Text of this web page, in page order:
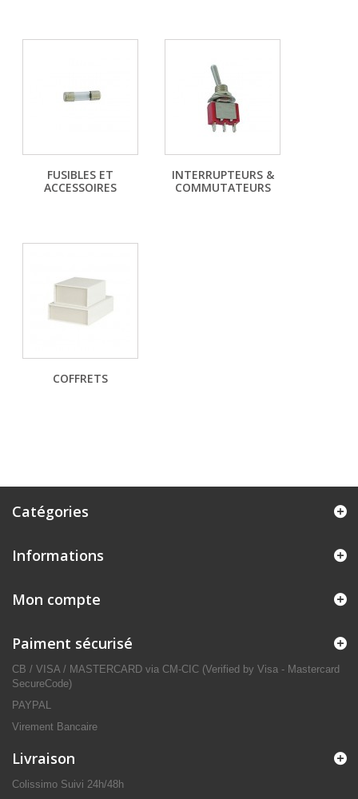
FUSIBLES ET
ACCESSOIRES
INTERRUPTEURS &
COMMUTATEURS
COFFRETS
Catégories
Informations
Mon compte
Paiment sécurisé
CB / VISA / MASTERCARD via CM-CIC (Verified by Visa - Mastercard
SecureCode)
PAYPAL
Virement Bancaire
Livraison
Colissimo Suivi 24h/48h